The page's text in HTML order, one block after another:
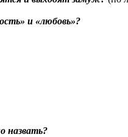
и «любовь»?
назвать?